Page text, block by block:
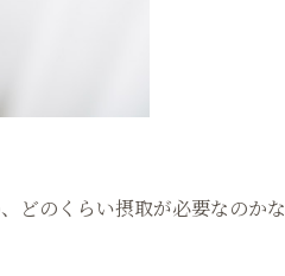
どのくらい摂取が必要なのかな